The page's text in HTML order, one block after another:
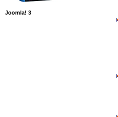
Joomla! 3